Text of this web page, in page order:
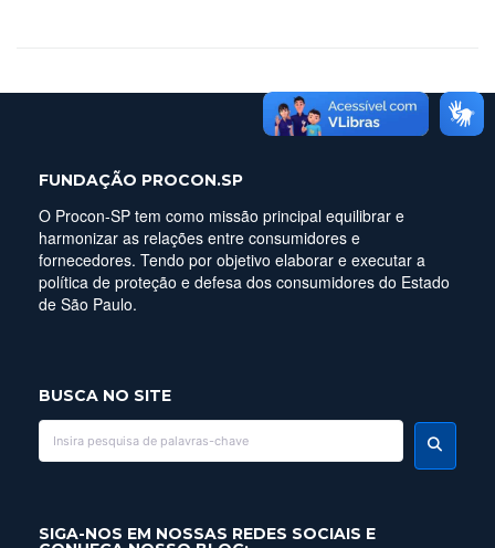
FUNDAÇÃO PROCON.SP
O Procon-SP tem como missão principal equilibrar e
harmonizar as relações entre consumidores e
fornecedores. Tendo por objetivo elaborar e executar a
política de proteção e defesa dos consumidores do Estado
de São Paulo.
BUSCA NO SITE
SIGA-NOS EM NOSSAS REDES SOCIAIS E